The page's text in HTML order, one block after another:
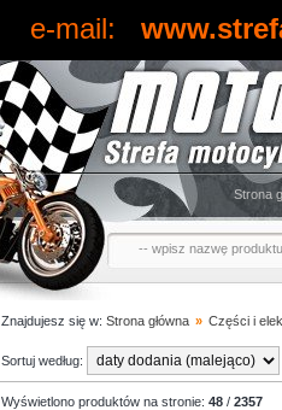
e-mail:
Strona
Znajdujesz się w: Strona główna » Części i
Sortuj według:
Wyświetlono produktów na stronie: 48 / 2357